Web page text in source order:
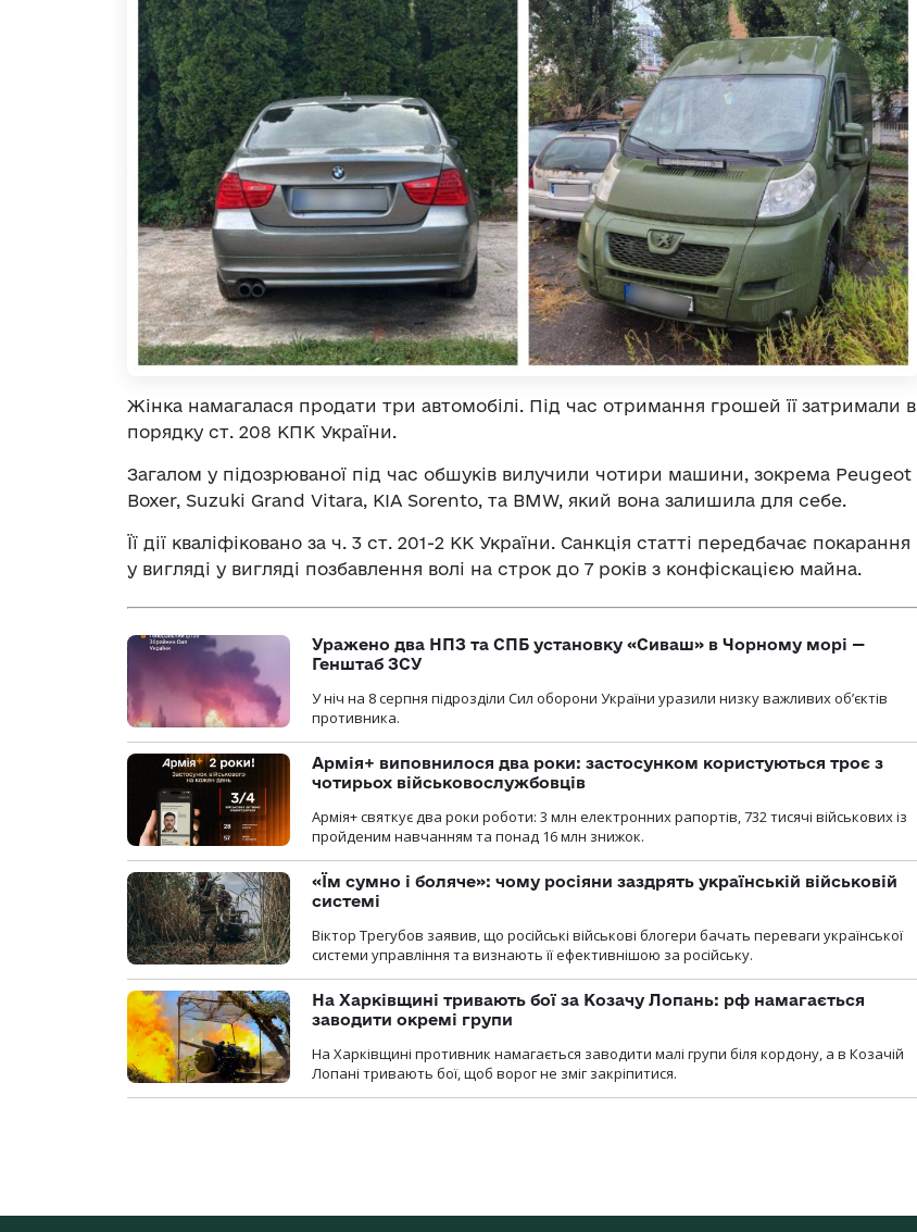
Жінка намагалася продати три автомобілі. Під час отримання грошей її затримали в
порядку ст. 208 КПК України.
Загалом у підозрюваної під час обшуків вилучили чотири машини, зокрема Peugeot
Boxer, Suzuki Grand Vitara, KIA Sorento, та BMW, який вона залишила для себе.
Її дії кваліфіковано за ч. 3 ст. 201-2 КК України. Санкція статті передбачає покарання
у вигляді у вигляді позбавлення волі на строк до 7 років з конфіскацією майна.
Уражено два НПЗ та СПБ установку «Сиваш» в Чорному морі —
Генштаб ЗСУ
У ніч на 8 серпня підрозділи Сил оборони України уразили низку важливих об’єктів
противника.
Армія+ виповнилося два роки: застосунком користуються троє з
чотирьох військовослужбовців
Армія+ святкує два роки роботи: 3 млн електронних рапортів, 732 тисячі військових із
пройденим навчанням та понад 16 млн знижок.
«Їм сумно і боляче»: чому росіяни заздрять українській військовій
системі
Віктор Трегубов заявив, що російські військові блогери бачать переваги української
системи управління та визнають її ефективнішою за російську.
На Харківщині тривають бої за Козачу Лопань: рф намагається
заводити окремі групи
На Харківщині противник намагається заводити малі групи біля кордону, а в Козачій
Лопані тривають бої, щоб ворог не зміг закріпитися.